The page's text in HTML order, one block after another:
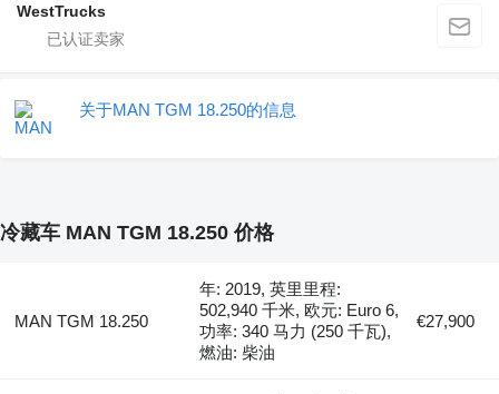
WestTrucks
关于MAN TGM 18.250的信息
冷藏车 MAN TGM 18.250 价格
MAN TGM 18.250
年: 2019, 英里里程:
502,940 千米, 欧元: Euro 6,
功率: 340 马力 (250 千瓦),
燃油: 柴油
€27,900